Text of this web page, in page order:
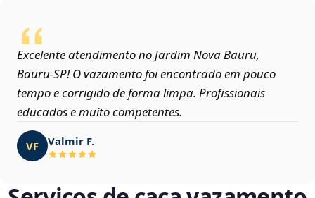
Excelente atendimento no Jardim Nova Bauru,
Bauru‑SP! O vazamento foi encontrado em pouco
tempo e corrigido de forma limpa. Profissionais
educados e muito competentes.
VF Valmir F.